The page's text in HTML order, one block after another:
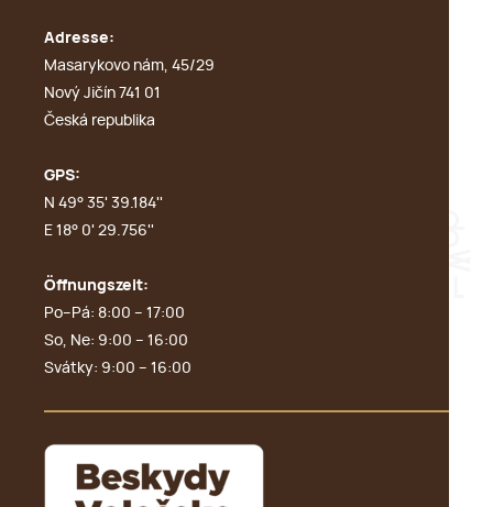
Adresse:
Masarykovo nám, 45/29
Nový Jičín 741 01
Česká republika
GPS:
N 49° 35' 39.184''
E 18° 0' 29.756''
Öffnungszeit:
Po–Pá: 8:00 – 17:00
So, Ne: 9:00 – 16:00
Svátky: 9:00 – 16:00